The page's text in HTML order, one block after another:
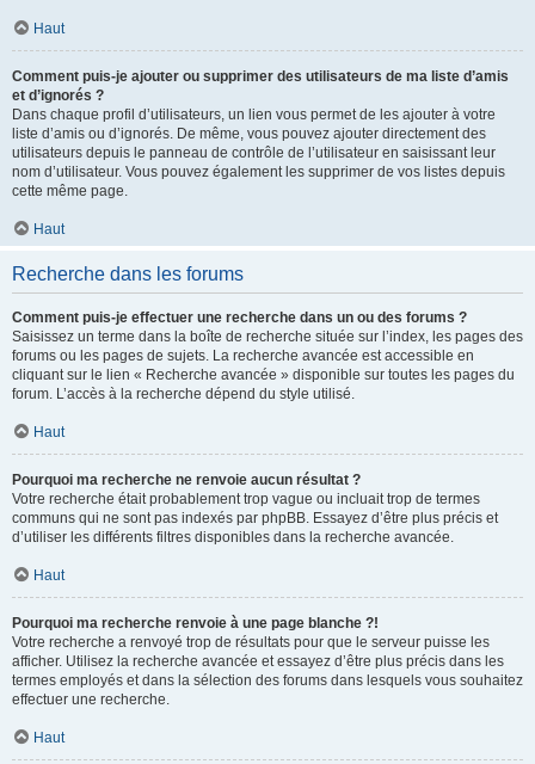
Haut
Comment puis-je ajouter ou supprimer des utilisateurs de ma liste d’amis
et d’ignorés ?
Dans chaque profil d’utilisateurs, un lien vous permet de les ajouter à votre
liste d’amis ou d’ignorés. De même, vous pouvez ajouter directement des
utilisateurs depuis le panneau de contrôle de l’utilisateur en saisissant leur
nom d’utilisateur. Vous pouvez également les supprimer de vos listes depuis
cette même page.
Haut
Recherche dans les forums
Comment puis-je effectuer une recherche dans un ou des forums ?
Saisissez un terme dans la boîte de recherche située sur l’index, les pages des
forums ou les pages de sujets. La recherche avancée est accessible en
cliquant sur le lien « Recherche avancée » disponible sur toutes les pages du
forum. L’accès à la recherche dépend du style utilisé.
Haut
Pourquoi ma recherche ne renvoie aucun résultat ?
Votre recherche était probablement trop vague ou incluait trop de termes
communs qui ne sont pas indexés par phpBB. Essayez d’être plus précis et
d’utiliser les différents filtres disponibles dans la recherche avancée.
Haut
Pourquoi ma recherche renvoie à une page blanche ?!
Votre recherche a renvoyé trop de résultats pour que le serveur puisse les
afficher. Utilisez la recherche avancée et essayez d’être plus précis dans les
termes employés et dans la sélection des forums dans lesquels vous souhaitez
effectuer une recherche.
Haut